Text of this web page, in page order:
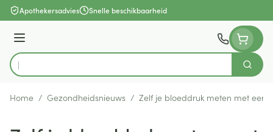
Ga naar de inhoud
Apothekersadvies Snelle beschikbaarheid
Menu
Product, merk, categorie...
Zoek
Home / Gezondheidsnieuws / Zelf je bloeddruk meten met een